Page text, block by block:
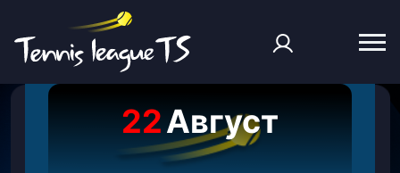
22Август